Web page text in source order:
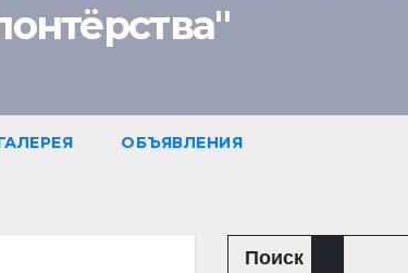
ОБЪЯВЛЕНИЯ
Поиск